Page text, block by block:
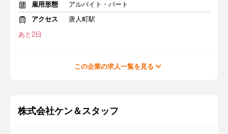
雇用形態
アルバイト・パート
アクセス
唐人町駅
あと2日
この企業の求人一覧を見る
株式会社ケン＆スタッフ